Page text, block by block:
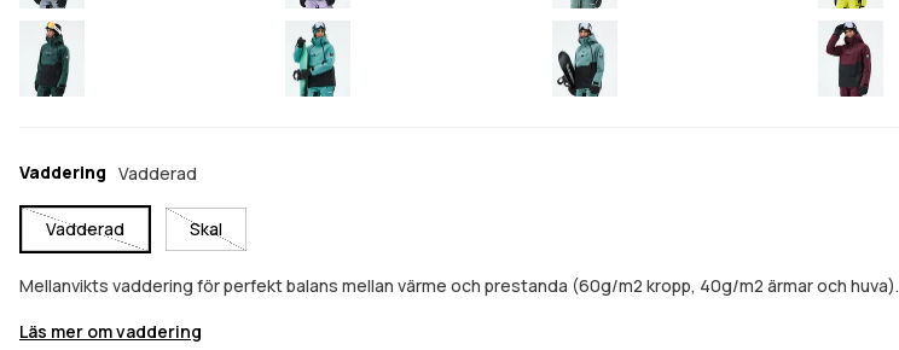
Vaddering Vadderad
Vadderad Skal
Mellanvikts vaddering för perfekt balans mellan värme och prestanda (60g/m2 kropp, 40g/m2 ärmar och huva).
Läs mer om vaddering